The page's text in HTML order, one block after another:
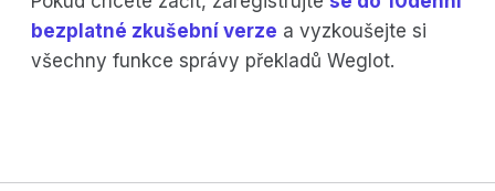
bezplatné zkušební verze a vyzkoušejte si
všechny funkce správy překladů Weglot.